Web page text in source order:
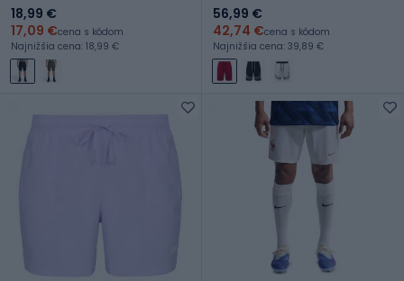
18,99 €
17,09 €cena s kódom
Najnižšia cena: 18,99 €
56,99 €
42,74 €cena s kódom
Najnižšia cena: 39,89 €